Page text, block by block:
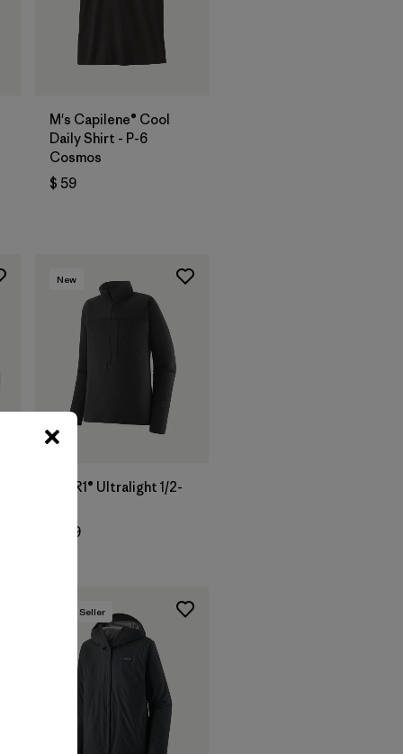
M's Capilene® Cool
Daily Shirt - P-6
Cosmos
$ 59
New
M's R1® Ultralight 1/2-
$ 139
Best Seller